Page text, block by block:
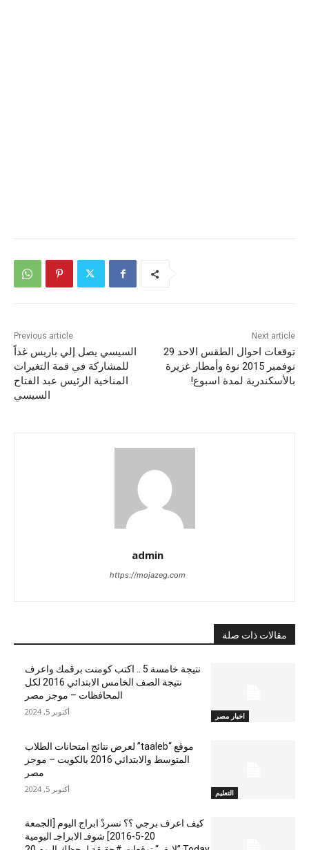
Previous article
السيسي يصل إلي باريس غداً
للمشاركة في قمة التغيرات
المناخية الرئيس عبد الفتاح
السيسي
Next article
توقعات احوال الطقس الاحد 29
نوفمبر 2015 نوة وأمطار غزيرة
بالأسكندرية لمدة اسبوع!
admin
https://mojazeg.com
مقالات ذات صلة
اخبار مصر
نتيجة خامسة 5 .. اكتب كومنت برقمك واعرف
نتيجة الصف الخامس الابتدائي 2016 لكل
المحافظات – موجز مصر
أكتوبر 5, 2024
التعليم
موقع “taaleb” لعرض نتائج امتحانات الطلاب
المتوسط والابتدائي 2016 بالكويت – موجز
مصر
أكتوبر 5, 2024
كيف اعرف برجي ؟؟ نسردْ ابراج اليوم [الجمعة
20-5-2016] شوفـ الابراجـ اليومية